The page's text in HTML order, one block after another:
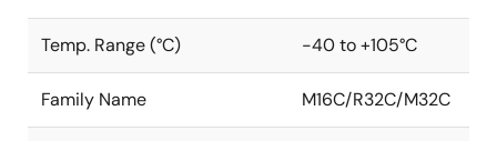
Temp. Range (°C) -40 to +105°C
Family Name M16C/R32C/M32C